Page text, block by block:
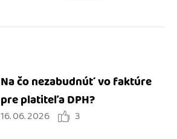
Na čo nezabudnúť vo faktúre
pre platiteľa DPH?
16. 06. 2026 3